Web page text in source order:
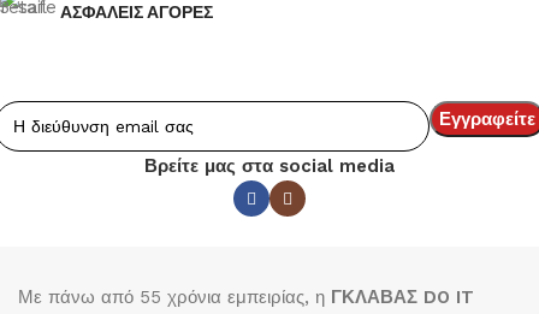
ΑΣΦΑΛΕΙΣ ΑΓΟΡΕΣ
Βρείτε μας στα social media
Με πάνω από 55 χρόνια εμπειρίας, η ΓΚΛΑΒΑΣ DO IT